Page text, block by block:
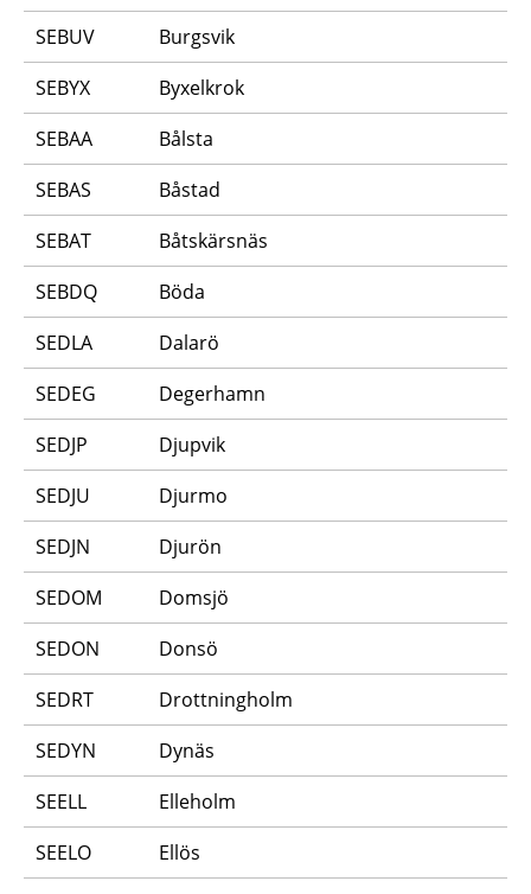
SEBUV
Burgsvik
SEBYX
Byxelkrok
SEBAA
Bålsta
SEBAS
Båstad
SEBAT
Båtskärsnäs
SEBDQ
Böda
SEDLA
Dalarö
SEDEG
Degerhamn
SEDJP
Djupvik
SEDJU
Djurmo
SEDJN
Djurön
SEDOM
Domsjö
SEDON
Donsö
SEDRT
Drottningholm
SEDYN
Dynäs
SEELL
Elleholm
SEELO
Ellös